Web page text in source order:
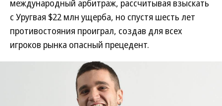
международный арбитраж, рассчитывая взыскать
с Уругвая $22 млн ущерба, но спустя шесть лет
противостояния проиграл, создав для всех
игроков рынка опасный прецедент.